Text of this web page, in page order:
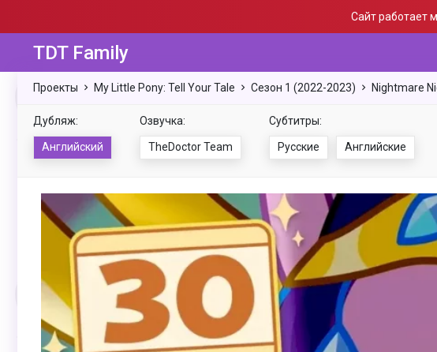
Сайт работает
TDT Family
Проекты My Little Pony: Tell Your Tale Сезон 1 (2022-2023) Nightmare
Дубляж:
Английский
Озвучка:
TheDoctor Team
Субтитры:
Русские Английские